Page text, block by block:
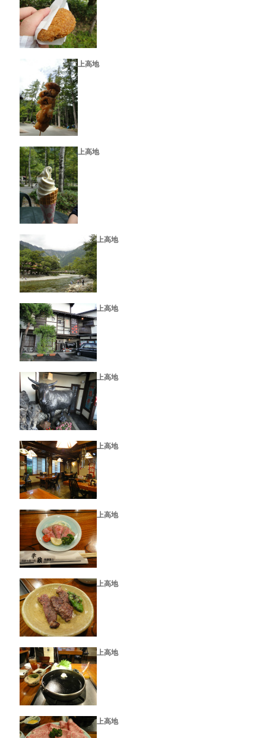
上高地
上高地
上高地
上高地
上高地
上高地
上高地
上高地
上高地
上高地